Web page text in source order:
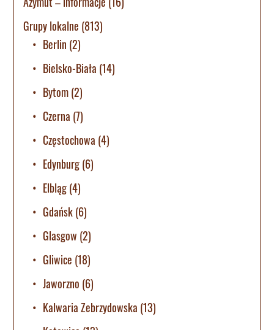
Grupy lokalne (813)
Berlin (2)
Bielsko-Biała (14)
Bytom(2)
Czerna (7)
Częstochowa (4)
Edynburg(6)
Elbląg(4)
Gdańsk(6)
Glasgow (2)
Gliwice (18)
Jaworzno (6)
Kalwaria Zebrzydowska (13)